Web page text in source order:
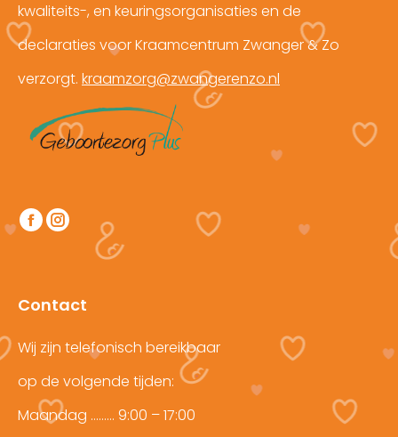
kwaliteits-, en keuringsorganisaties en de
declaraties voor Kraamcentrum Zwanger & Zo
verzorgt. kraamzorg@zwangerenzo.nl
Vind ons op:
Facebook
in
window
Instagram
in
window
Contact
Wij zijn telefonisch bereikbaar
op de volgende tijden:
Maandag ……… 9:00 – 17:00